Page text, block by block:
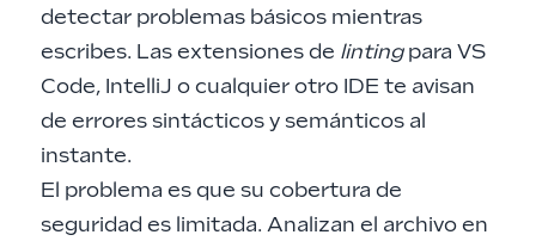
detectar problemas básicos mientras
escribes. Las extensiones de lintingpara VS
Code, IntelliJ o cualquier otro IDE te avisan
de errores sintácticos y semánticos al
instante.
El problema es que su cobertura de
seguridad es limitada. Analizan el archivo en